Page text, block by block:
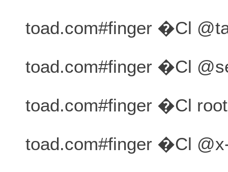
toad.com#finger �Cl
toad.com#finger �Cl
toad.com#finger �Cl
toad.com#finger �Cl